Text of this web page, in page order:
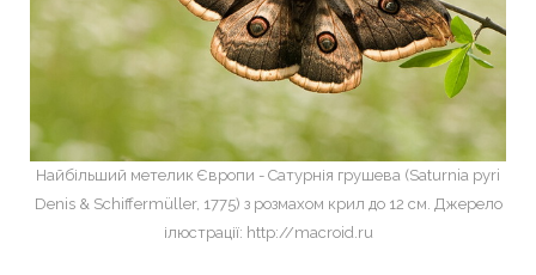
Найбільший метелик Європи - Сатурнія грушева (Saturnia pyri
Denis & Schiffermüller, 1775) з розмахом крил до 12 см. Джерело
ілюстрації: http://macroid.ru